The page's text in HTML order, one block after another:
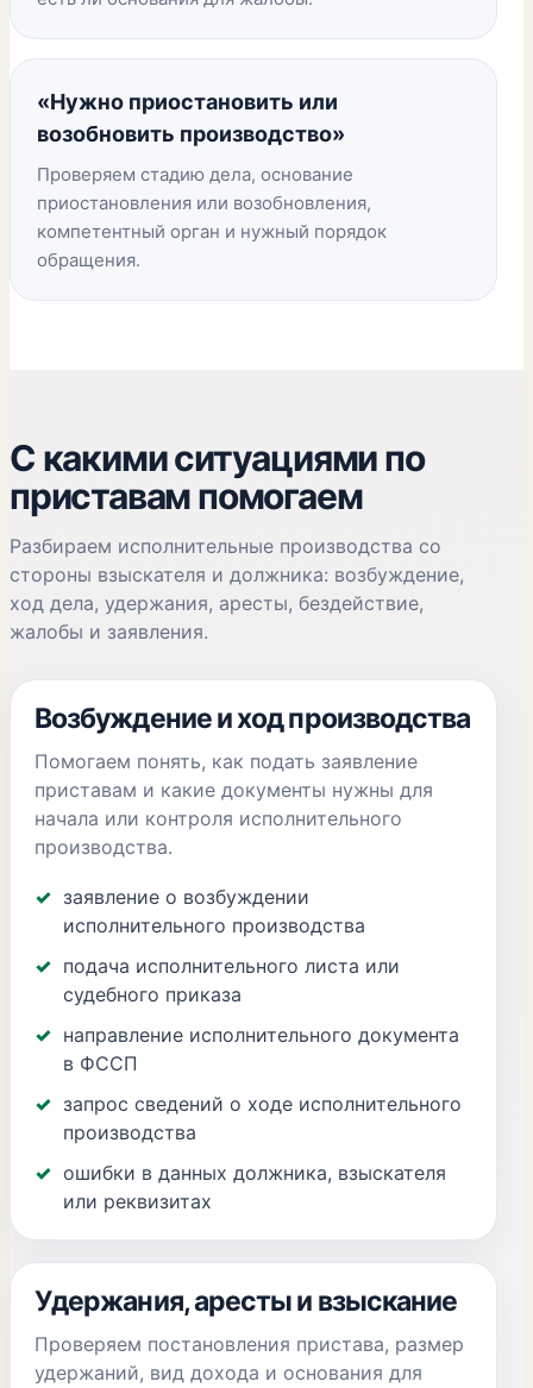
«Нужно приостановить или
возобновить производство»
Проверяем стадию дела, основание
приостановления или возобновления,
компетентный орган и нужный порядок
обращения.
С какими ситуациями по
приставам помогаем
Разбираем исполнительные производства со
стороны взыскателя и должника: возбуждение,
ход дела, удержания, аресты, бездействие,
жалобы и заявления.
Возбуждение и ход производства
Помогаем понять, как подать заявление
приставам и какие документы нужны для
начала или контроля исполнительного
производства.
заявление о возбуждении
исполнительного производства
подача исполнительного листа или
судебного приказа
направление исполнительного документа
в ФССП
запрос сведений о ходе исполнительного
производства
ошибки в данных должника, взыскателя
или реквизитах
Удержания, аресты и взыскание
Проверяем постановления пристава, размер
удержаний, вид дохода и основания для